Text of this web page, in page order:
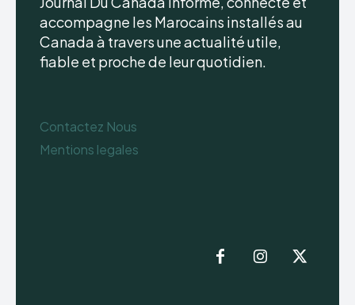
accompagne les Marocains installés au
Canada à travers une actualité utile,
fiable et proche de leur quotidien.
Contactez Nous
Mentions legales